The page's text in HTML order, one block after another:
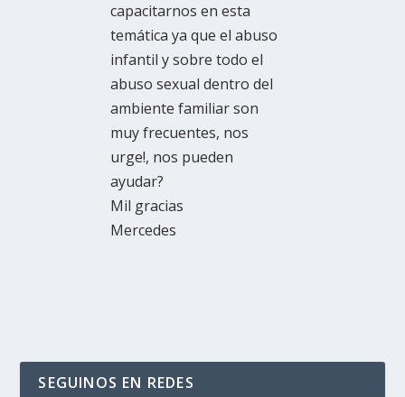
capacitarnos en esta
temática ya que el abuso
infantil y sobre todo el
abuso sexual dentro del
ambiente familiar son
muy frecuentes, nos
urge!, nos pueden
ayudar?
Mil gracias
Mercedes
SEGUINOS EN REDES